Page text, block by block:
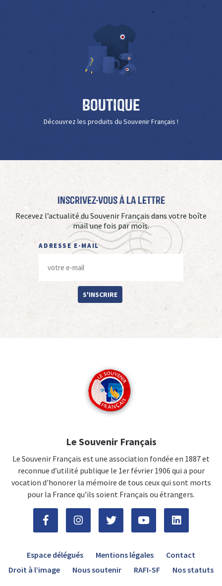
Boutique
Découvrez les produits du Souvenir Français !
Inscrivez-vous à La Lettre
Recevez l’actualité du Souvenir Français dans votre boîte
mail une fois par mois.
ADRESSE E-MAIL
S'INSCRIRE
Le Souvenir Français
Le Souvenir Français est une association fondée en 1887 et
reconnue d’utilité publique le 1er février 1906 qui a pour
vocation d'honorer la mémoire de tous ceux qui sont morts
pour la France qu’ils soient Français ou étrangers.
Espace délégués Mentions légales
Contact
Droit à l’image
Nous soutenir RAFI-SF Nos statuts